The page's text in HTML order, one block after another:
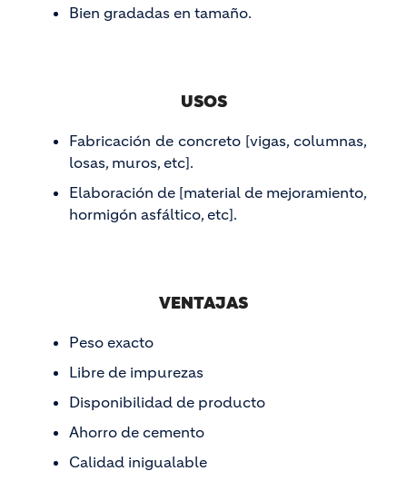
Bien gradadas en tamaño.
USOS
Fabricación de concreto [vigas, columnas,
losas, muros, etc].
Elaboración de [material de mejoramiento,
hormigón asfáltico, etc].
VENTAJAS
Peso exacto
Libre de impurezas
Disponibilidad de producto
Ahorro de cemento
Calidad inigualable